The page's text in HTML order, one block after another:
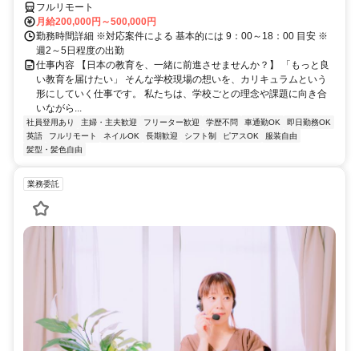
フルリモート
月給200,000円～500,000円
勤務時間詳細 ※対応案件による 基本的には 9：00～18：00 目安 ※
週2～5日程度の出勤
仕事内容 【日本の教育を、一緒に前進させませんか？】 「もっと良
い教育を届けたい」 そんな学校現場の想いを、カリキュラムという
形にしていく仕事です。 私たちは、学校ごとの理念や課題に向き合
いながら...
社員登用あり 主婦・主夫歓迎 フリーター歓迎 学歴不問 車通勤OK
即日勤務OK
英語
フルリモート ネイルOK 長期歓迎 シフト制 ピアスOK
服装自由
髪型・髪色自由
業務委託